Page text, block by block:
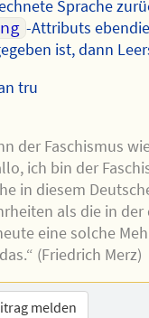
Sprache
-Attributs
ist, dann
tru
der Faschismus
ich bin der
in diesem
als die in
eine solche
(Friedrich Merz)
melden